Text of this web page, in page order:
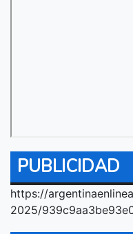
PUBLICIDAD
https://
2025/